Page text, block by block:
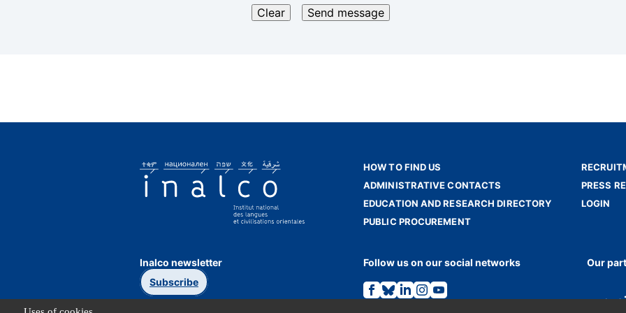
HOW TO FIND US
ADMINISTRATIVE CONTACTS
EDUCATION AND RESEARCH DIRECTORY
PUBLIC PROCUREMENT
PRESS
LOGIN
Inalco newsletter
Subscribe
Follow us on our social networks
Link
to
Link
to
Link
to
Link
to
Link
to
Our